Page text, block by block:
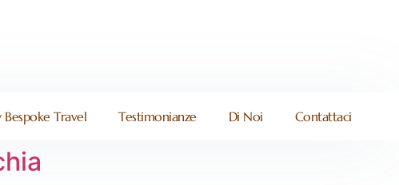
Bespoke Travel Testimonianze Di Noi Contattaci